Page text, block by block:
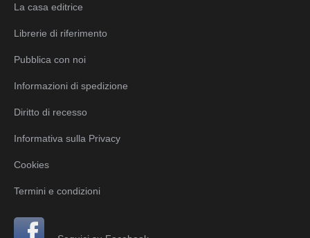
La casa editrice
Librerie di riferimento
Pubblica con noi
Informazioni di spedizione
Diritto di recesso
Informativa sulla Privacy
Cookies
Termini e condizioni